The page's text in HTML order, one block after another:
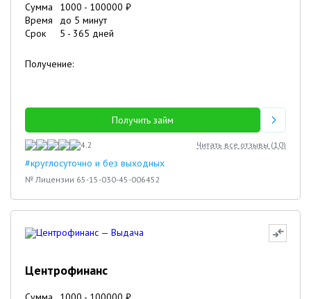
Сумма 1000 - 100000 ₽
Время
до 5 минут
Срок
5 - 365 дней
Получение:
Получить займ
4.2 Читать все отзывы (10)
#круглосуточно и без выходных
№ Лицензии 65-15-030-45-006452
Центрофинанс
4